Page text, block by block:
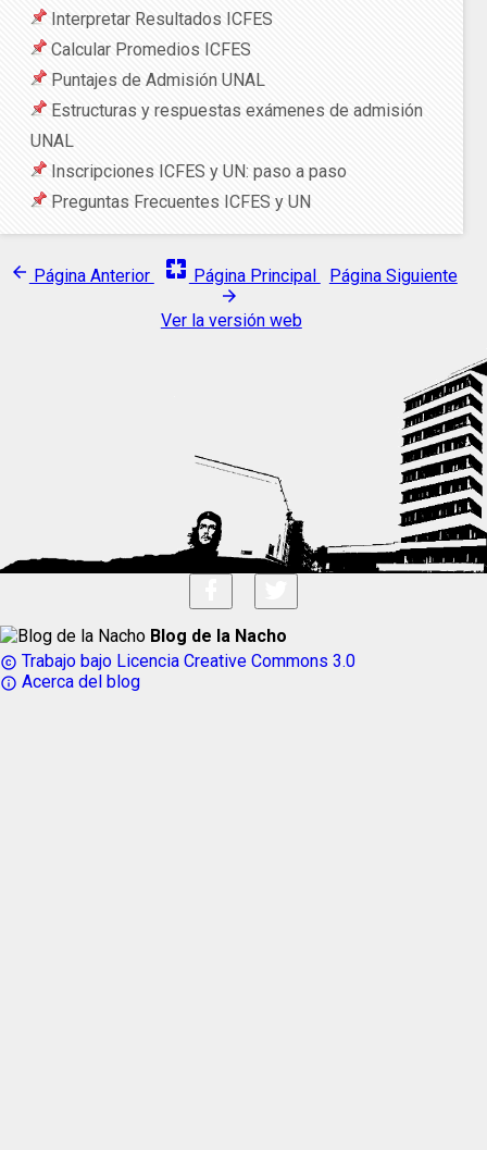
Interpretar Resultados ICFES
Calcular Promedios ICFES
Puntajes de Admisión UNAL
Estructuras y respuestas exámenes de admisión
UNAL
Inscripciones ICFES y UN: paso a paso
Preguntas Frecuentes ICFES y UN
arrow_back Página Anterior pages Página Principal Página Siguiente
arrow_forward
Ver la versión web
Blog de la Nacho
copyright Trabajo bajo Licencia Creative Commons 3.0
info_outline Acerca del blog